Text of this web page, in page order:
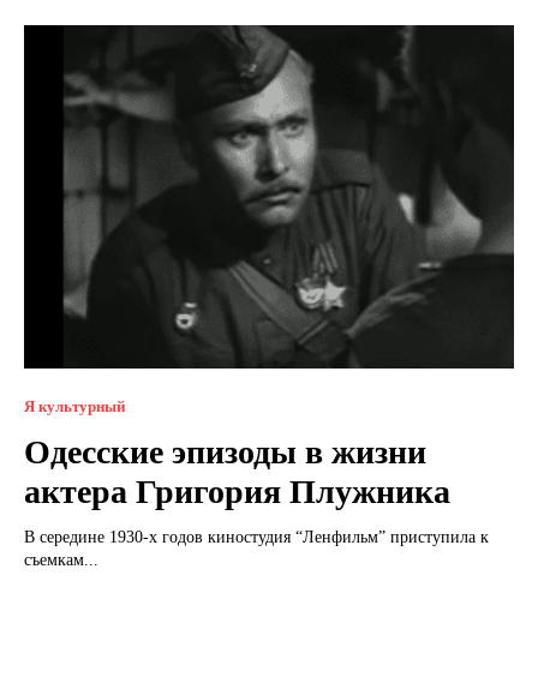
Я культурный
Одесские эпизоды в жизни
актера Григория Плужника
В середине 1930-х годов киностудия “Ленфильм” приступила к
съемкам...